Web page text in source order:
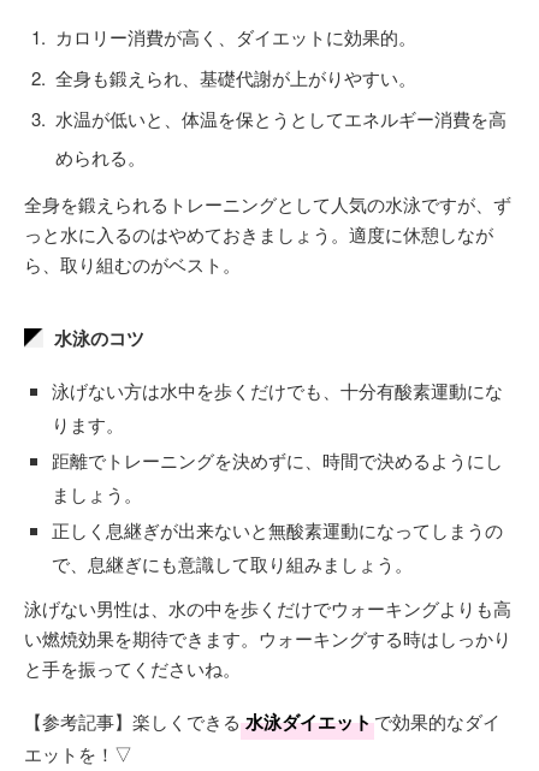
カロリー消費が高く、ダイエットに効果的。
全身も鍛えられ、基礎代謝が上がりやすい。
水温が低いと、体温を保とうとしてエネルギー消費を高
められる。
全身を鍛えられるトレーニングとして人気の水泳ですが、ず
っと水に入るのはやめておきましょう。適度に休憩しなが
ら、取り組むのがベスト。
水泳のコツ
泳げない方は水中を歩くだけでも、十分有酸素運動にな
ります。
距離でトレーニングを決めずに、時間で決めるようにし
ましょう。
正しく息継ぎが出来ないと無酸素運動になってしまうの
で、息継ぎにも意識して取り組みましょう。
泳げない男性は、水の中を歩くだけでウォーキングよりも高
い燃焼効果を期待できます。ウォーキングする時はしっかり
と手を振ってくださいね。
【参考記事】楽しくできる 水泳ダイエットで効果的なダイ
エットを！▽